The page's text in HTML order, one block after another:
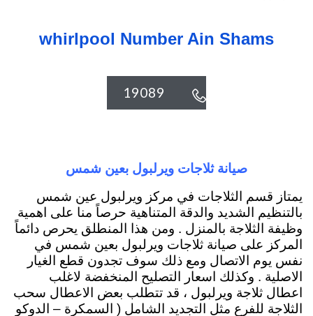
whirlpool Number Ain Shams

19089
صيانة ثلاجات ويرلبول بعين شمس
يمتاز قسم الثلاجات في مركز ويرلبول عين شمس
بالتنظيم الشديد والدقة المتناهية حرصاً منا على اهمية
وظيفة الثلاجة بالمنزل . ومن هذا المنطلق يحرص دائماً
المركز على صيانة ثلاجات ويرلبول بعين شمس في
نفس يوم الاتصال ومع ذلك سوف تجدون قطع الغيار
الاصلية . وكذلك اسعار التصليح المنخفضة لاغلب
اعطال ثلاجة ويرلبول ، قد تتطلب بعض الاعطال سحب
الثلاجة للفرع مثل التجديد الشامل ( السمكرة – الدوكو